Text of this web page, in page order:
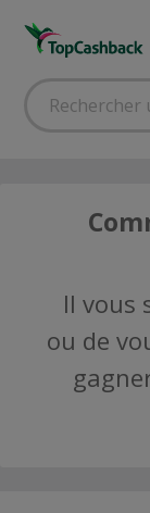
Il vous
ou de